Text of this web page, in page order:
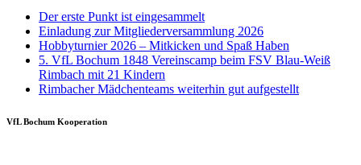
Der erste Punkt ist eingesammelt
Einladung zur Mitgliederversammlung 2026
Hobbyturnier 2026 – Mitkicken und Spaß Haben
5. VfL Bochum 1848 Vereinscamp beim FSV Blau-Weiß
Rimbach mit 21 Kindern
Rimbacher Mädchenteams weiterhin gut aufgestellt
VfL Bochum Kooperation